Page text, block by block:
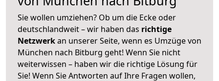
Sie wollen umziehen? Ob um die Ecke oder
deutschlandweit – wir haben das richtige
Netzwerkan unserer Seite, wenn es Umzüge von
München nach Bitburg geht! Wenn Sie nicht
weiterwissen – haben wir die richtige Lösung für
Sie! Wenn Sie Antworten auf Ihre Fragen wollen,